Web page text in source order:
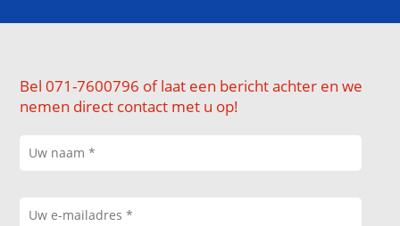
Bel 071-7600796 of laat een bericht achter en we
nemen direct contact met u op!